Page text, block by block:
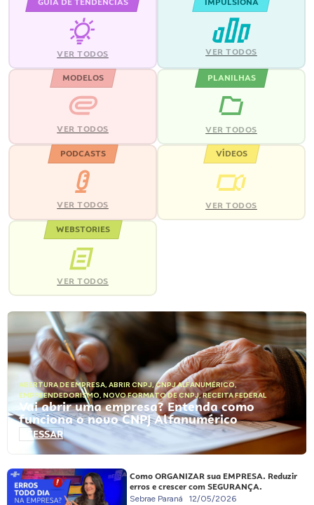
VER TODOS VER TODOS
MODELOS
VER TODOS
PLANILHAS
VER TODOS
PODCASTS
VER TODOS
VÍDEOS
VER TODOS
WEBSTORIES
VER TODOS
ABERTURA DE EMPRESA, ABRIR CNPJ,CNPJ ALFANUMÉRICO,
EMPREENDEDORISMO, NOVO FORMATO DE CNPJ,RECEITA FEDERAL
Vai abrir uma empresa? Entenda como
funciona o novo CNPJ Alfanumérico
ACESSAR
Como ORGANIZAR sua EMPRESA. Reduzir
erros e crescer com SEGURANÇA.
Sebrae Paraná 12/05/2026